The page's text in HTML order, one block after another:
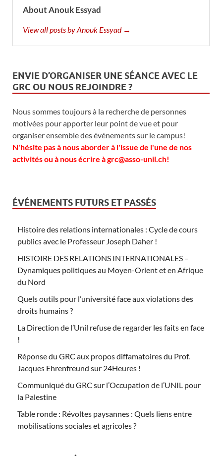
About Anouk Essyad
View all posts by Anouk Essyad →
ENVIE D’ORGANISER UNE SÉANCE AVEC LE
GRC OU NOUS REJOINDRE ?
Nous sommes toujours à la recherche de personnes
motivées pour apporter leur point de vue et pour
organiser ensemble des événements sur le campus!
N'hésite pas à nous aborder à l'issue de l'une de nos
activités ou à nous écrire à grc@asso-unil.ch!
ÉVÉNEMENTS FUTURS ET PASSÉS
Histoire des relations internationales : Cycle de cours
publics avec le Professeur Joseph Daher !
HISTOIRE DES RELATIONS INTERNATIONALES –
Dynamiques politiques au Moyen-Orient et en Afrique
du Nord
Quels outils pour l’université face aux violations des
droits humains ?
La Direction de l’Unil refuse de regarder les faits en face
!
Réponse du GRC aux propos diffamatoires du Prof.
Jacques Ehrenfreund sur 24Heures !
Communiqué du GRC sur l’Occupation de l’UNIL pour
la Palestine
Table ronde : Révoltes paysannes : Quels liens entre
mobilisations sociales et agricoles ?